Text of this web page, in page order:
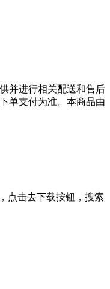
并进行相关配送和售后
单支付为准。本商品由
点击去下载按钮，搜索